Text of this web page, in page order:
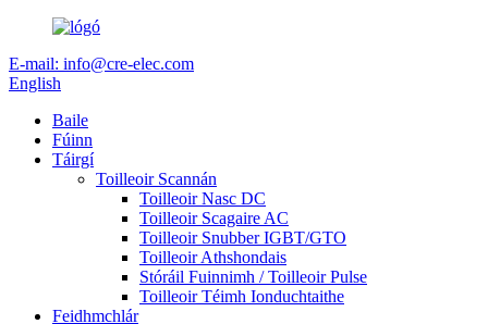
E-mail: info@cre-elec.com
English
Baile
Fúinn
Táirgí
Toilleoir Scannán
Toilleoir Nasc DC
Toilleoir Scagaire AC
Toilleoir Snubber IGBT/GTO
Toilleoir Athshondais
Stóráil Fuinnimh / Toilleoir Pulse
Toilleoir Téimh Ionduchtaithe
Feidhmchlár